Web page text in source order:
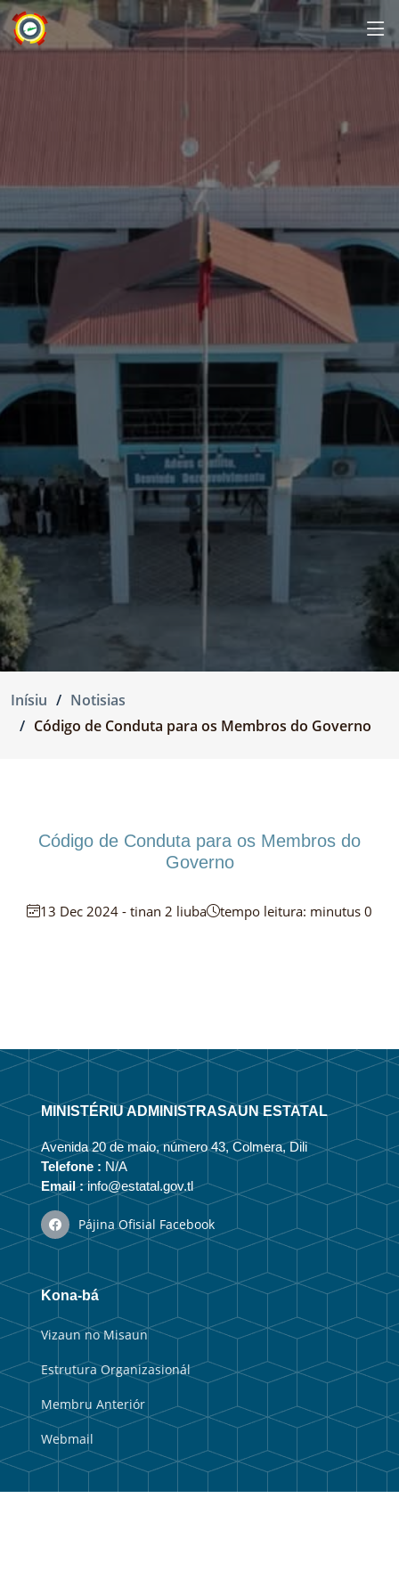
Inísiu
Notisias
Código de Conduta para os Membros do Governo
Código de Conduta para os Membros do
Governo
13 Dec 2024 - tinan 2 liuba tempo leitura: minutus 0
MINISTÉRIU ADMINISTRASAUN ESTATAL
Avenida 20 de maio, número 43, Colmera, Dili
Telefone : N/A
Email :info@estatal.gov.tl
Pájina Ofisial Facebook
Kona-bá
Vizaun no Misaun
Estrutura Organizasionál
Membru Anteriór
Webmail